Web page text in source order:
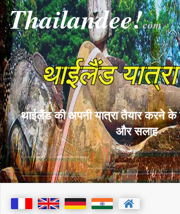
Thailandee!com
थाईलैंड
थाईलैंड की अपनी यात्रा तैयार करने के
और सलाह